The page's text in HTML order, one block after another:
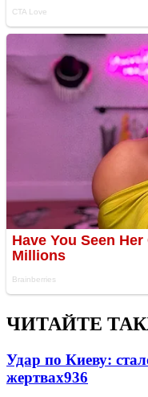
ЧИТАЙТЕ
Удар по Киеву:
жертвах936